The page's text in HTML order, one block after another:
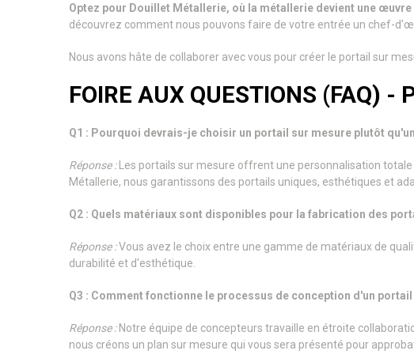
Optez pour Douillet Métallerie, où la métallerie devient une
découvrez comment nous pouvons faire de votre entrée un chef-
Nous avons hâte de collaborer avec vous pour créer le portail sur
FOIRE AUX QUESTIONS (FAQ) -
Q1 : Pourquoi devrais-je choisir un portail sur mesure plutôt
Réponse :Les portails sur mesure offrent une personnalisation
Métallerie, nous garantissons des portails uniques, esthétiques et
Q2 : Quels matériaux sont disponibles pour la fabrication des
Réponse :Vous avez le choix entre une gamme de matériaux de
durabilité et d'esthétique.
Q3 : Comment fonctionne le processus de conception d'un
Réponse :Notre équipe de concepteurs travaille en étroite
nous créons un plan sur mesure qui vous sera présenté pour